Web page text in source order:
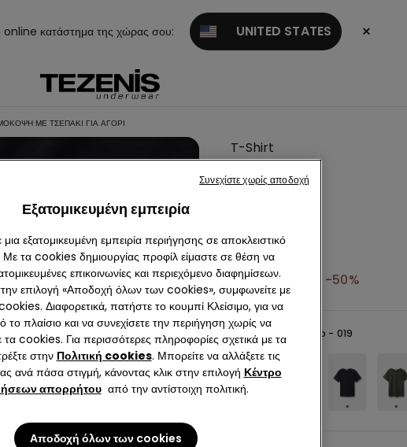
online κατάστημα της χώρας σου: UNITED STATES ×
ΜΕ ΤΣΕΠΆΚΙ ΓΙΑ ΑΓΌΡΙ
T-Shirt
Στρογγυλή
με Τσεπάκι
για Αγόρι
6,99 € 3,49 € -50%
Χρώμα: Nero - 019
Εξατομικευμένη εμπειρία
μια εξατομικευμένη εμπειρία περιήγησης σε αποκλειστικό
Με τα cookies δημιουργίας προφίλ είμαστε σε θέση να
επικοινωνίες και περιεχόμενο διαφημίσεων.
επιλογή «Αποδοχή όλων των cookies», συμφωνείτε με
Διαφορετικά, πατήστε το κουμπί Κλείσιμο, για να
το πλαίσιο και να συνεχίσετε την περιήγηση χωρίς να
τα cookies. Για περισσότερες πληροφορίες σχετικά με τα
στην Πολιτική cookies. Μπορείτε να αλλάξετε τις
ανά πάσα στιγμή, κάνοντας κλικ στην επιλογή Κέντρο
απορρήτουαπό την αντίστοιχη πολιτική.
Αποδοχή όλων των cookies
Συνεχίστε χωρίς αποδοχή